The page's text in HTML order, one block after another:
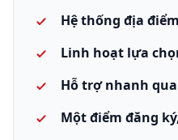
Hệ thống địa
Linh hoạt lựa
Hỗ trợ nhanh
Một điểm đăng